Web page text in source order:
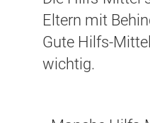
Eltern mit
Gute Hilfs-
wichtig.